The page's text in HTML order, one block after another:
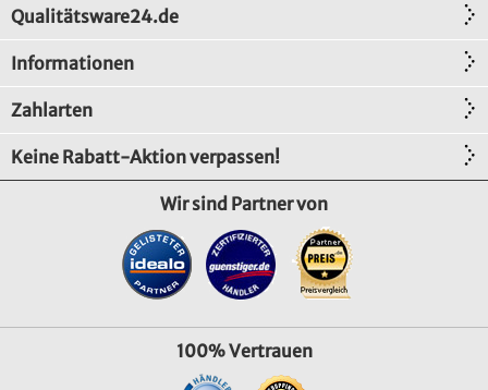
Qualitätsware24.de
Informationen
Zahlarten
Keine Rabatt-Aktion verpassen!
Wir sind Partner von
100% Vertrauen